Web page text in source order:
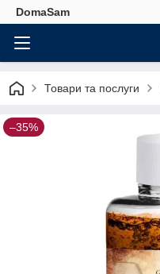
DomaSam
Товари та послуги
–35%